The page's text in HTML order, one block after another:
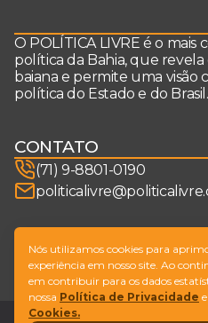
O POLÍTICA LIVRE é o mais
política da Bahia, que
baiana e permite uma visão
política do Estado e do Brasil.
CONTATO
(71) 9-8801-0190
SIGA-NOS
Nós utilizamos cookies para
experiência em nosso site. Ao
em contribuir para os dados
nossa Política de Privacidade
Cookies.